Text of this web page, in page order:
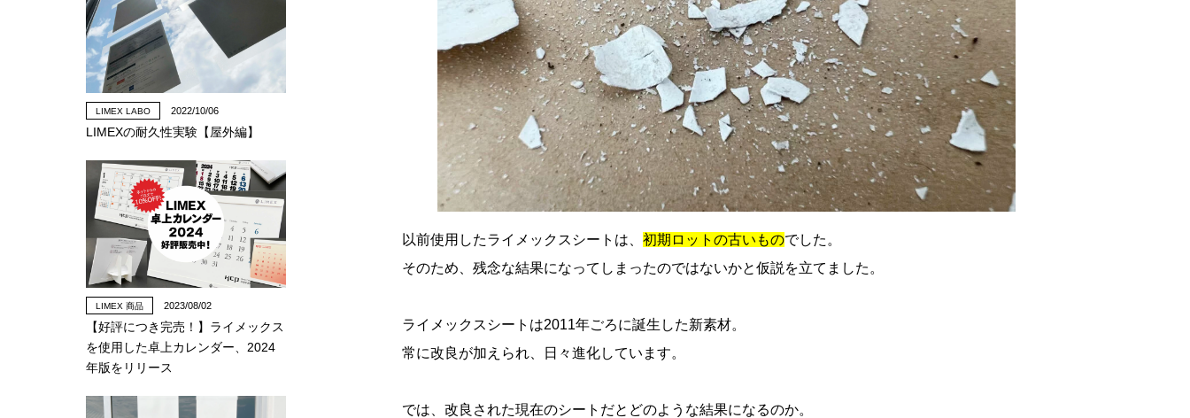
LIMEX LABO 2022/10/06
LIMEXの耐久性実験【屋外編】
LIMEX 商品 2023/08/02
【好評につき完売！】ライメックス
を使用した卓上カレンダー、2024
年版をリリース
以前使用したライメックスシートは、初期ロットの古いものでした。
そのため、残念な結果になってしまったのではないかと仮説を立てました。
ライメックスシートは2011年ごろに誕生した新素材。
常に改良が加えられ、日々進化しています。
では、改良された現在のシートだとどのような結果になるのか。